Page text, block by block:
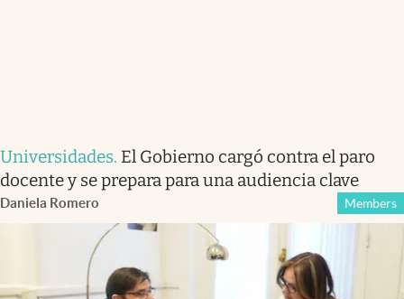
Universidades. El Gobierno cargó contra el paro
docente y se prepara para una audiencia clave
Daniela Romero Members